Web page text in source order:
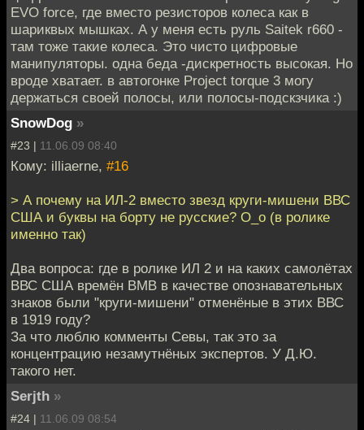
EVO force, где вместо резисторов колеса как в
шариквых мышках. А у меня есть руль Saitek r660 -
там тоже такие колеса. Это чисто цифровые
манипуляторы. одна беда -дискретность высокая. Но
вроде хватает. в автогонке Project torque 3 могу
держаться своей полосы, или полосы-подскзчика :)
SnowDog »
#23 | 11.06.09 08:40
Кому: illiaerne, #16
> А почему на ИЛ-2 вместо звезд круги-мишени ВВС
США и буквы на борту не русские? О_о (в ролике
именно так)
Два вопроса: где в ролике ИЛ 2 и на каких самолётах
ВВС США времён ВМВ в качестве опознавательных
знаков были "круги-мишени" отменёные в этих ВВС
в 1919 году?
За что люблю комменты Севы, так это за
концентрацию незамутнёных экспертов. У Д.Ю.
такого нет.
Serjth »
#24 | 11.06.09 08:54